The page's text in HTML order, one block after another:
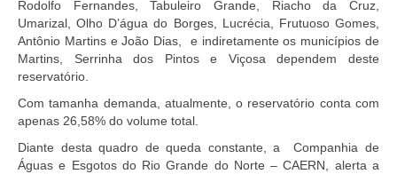
Rodolfo Fernandes, Tabuleiro Grande, Riacho da Cruz,
Umarizal, Olho D’água do Borges, Lucrécia, Frutuoso Gomes,
Antônio Martins e João Dias, e indiretamente os municípios de
Martins, Serrinha dos Pintos e Viçosa dependem deste
reservatório.
Com tamanha demanda, atualmente, o reservatório conta com
apenas 26,58% do volume total.
Diante desta quadro de queda constante, a Companhia de
Águas e Esgotos do Rio Grande do Norte – CAERN, alerta a